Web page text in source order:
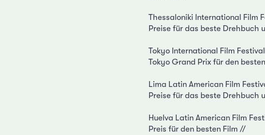
Thessaloniki International Film
Preise für das beste Drehbuch
Tokyo International Film
Tokyo Grand Prix für den
Lima Latin American Film
Preise für das beste Drehbuch
Huelva Latin American Film
Preis für den besten Film //